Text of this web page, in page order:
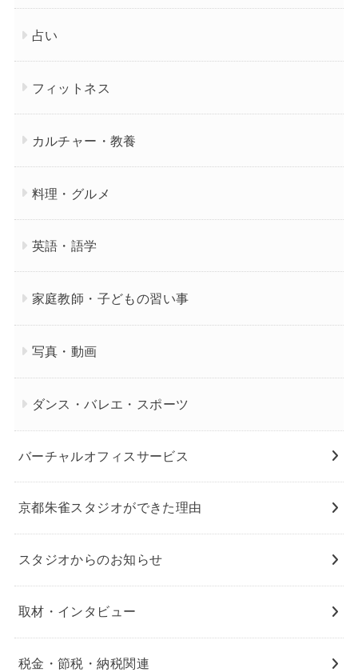
占い
フィットネス
カルチャー・教養
料理・グルメ
英語・語学
家庭教師・子どもの習い事
写真・動画
ダンス・バレエ・スポーツ
バーチャルオフィスサービス
京都朱雀スタジオができた理由
スタジオからのお知らせ
取材・インタビュー
税金・節税・納税関連